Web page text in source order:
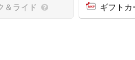
＆ライド ギフト